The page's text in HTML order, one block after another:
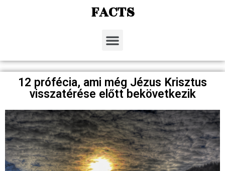
FACTS
12 prófécia, ami még Jézus Krisztus
visszatérése előtt bekövetkezik